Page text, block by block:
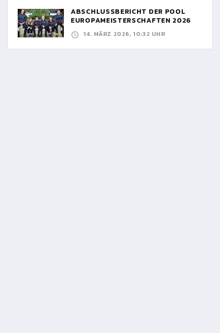
ABSCHLUSSBERICHT DER POOL
EUROPAMEISTERSCHAFTEN 2026
14. MÄRZ 2026, 10:32 UHR